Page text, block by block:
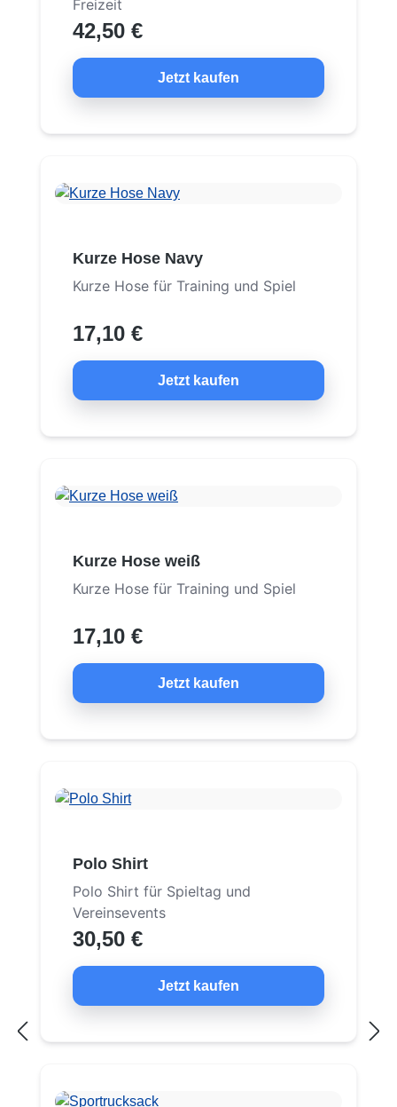
Freizeit
42,50 €
Jetzt kaufen
Kurze Hose Navy
Kurze Hose für Training und Spiel
17,10 €
Jetzt kaufen
Kurze Hose weiß
Kurze Hose für Training und Spiel
17,10 €
Jetzt kaufen
Polo Shirt
Polo Shirt für Spieltag und
Vereinsevents
30,50 €
Jetzt kaufen